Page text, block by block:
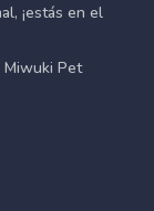
¡estás en el
Miwuki Pet